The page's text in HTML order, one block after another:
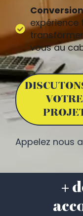
expérience
vous au
VOTRE
Appelez nous
+